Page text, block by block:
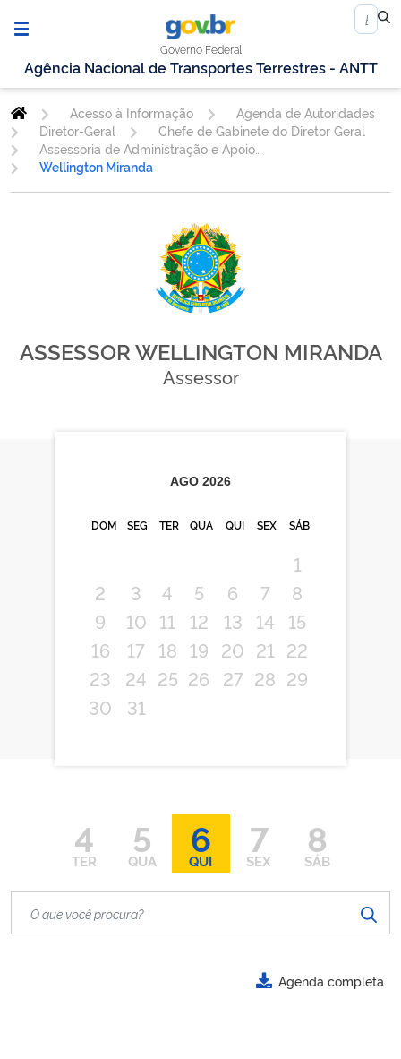
Governo Federal
Agência Nacional de Transportes Terrestres - ANTT
Acesso à Informação
Agenda de Autoridades
Diretor-Geral
Chefe de Gabinete do Diretor Geral
Assessoria de Administração e Apoio - ASSAD
Wellington Miranda
ASSESSOR WELLINGTON MIRANDA
Assessor
AGO 2026
DOM SEG TER QUA QUI SEX SÁB
1
2
3 4 5 6 7
8
9
10 11 12 13 14
15
16
17 18 19 20 21
22
23
24 25 26 27 28 29
30
31
4
TER
5
QUA
6
QUI
7
SEX
8
SÁB
Agenda completa